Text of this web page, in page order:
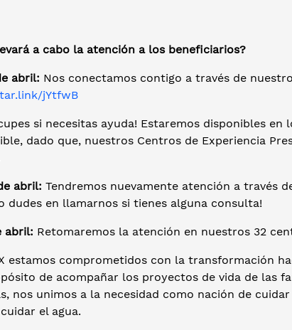
a cabo la atención a los beneficiarios?
abril: Nos conectamos contigo a través de
jYtfwB
si necesitas ayuda! Estaremos disponibles
dado que, nuestros Centros de Experiencia
abril: Tendremos nuevamente atención a través
dudes en llamarnos si tienes alguna consulta!
abril: Retomaremos la atención en nuestros 32
estamos comprometidos con la transformación
de acompañar los proyectos de vida de las
nos unimos a la necesidad como nación de
el agua.